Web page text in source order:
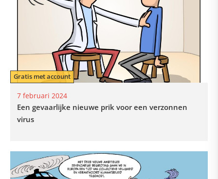
7 februari 2024
Gratis met account
Een gevaarlijke nieuwe prik voor een verzonnen
virus